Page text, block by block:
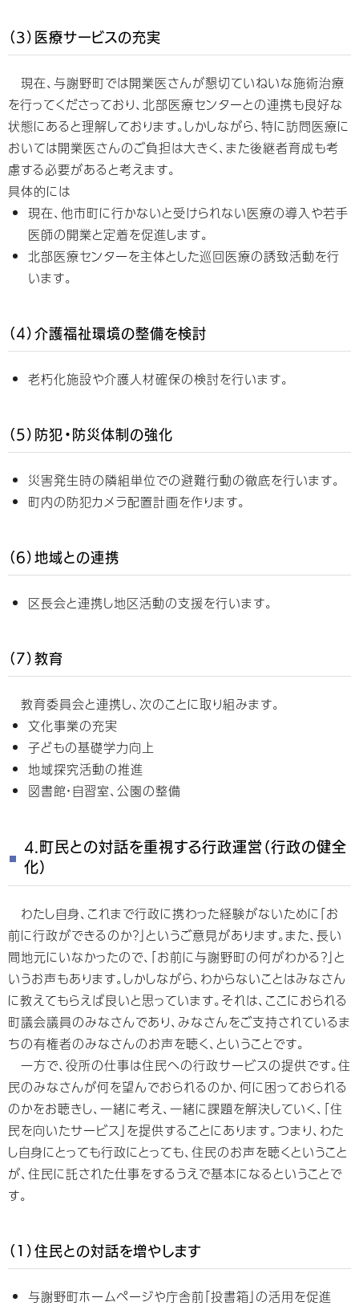
（3）医療サービスの充実
現在、与謝野町では開業医さんが懇切ていねいな施術治療
を行ってくださっており、北部医療センターとの連携も良好な
状態にあると理解しております。しかしながら、特に訪問医療に
おいては開業医さんのご負担は大きく、また後継者育成も考
慮する必要があると考えます。
具体的には
現在、他市町に行かないと受けられない医療の導入や若手
医師の開業と定着を促進します。
北部医療センターを主体とした巡回医療の誘致活動を行
います。
（4）介護福祉環境の整備を検討
老朽化施設や介護人材確保の検討を行います。
（5）防犯・防災体制の強化
災害発生時の隣組単位での避難行動の徹底を行います。
町内の防犯カメラ配置計画を作ります。
（6）地域との連携
区長会と連携し地区活動の支援を行います。
（7）教育
教育委員会と連携し、次のことに取り組みます。
文化事業の充実
子どもの基礎学力向上
地域探究活動の推進
図書館・自習室、公園の整備
4.町民との対話を重視する行政運営（行政の健全
化）
わたし自身、これまで行政に携わった経験がないために「お
前に行政ができるのか？」というご意見があります。また、長い
間地元にいなかったので、「お前に与謝野町の何がわかる？」と
いうお声もあります。しかしながら、わからないことはみなさん
に教えてもらえば良いと思っています。それは、ここにおられる
町議会議員のみなさんであり、みなさんをご支持されているま
ちの有権者のみなさんのお声を聴く、ということです。
一方で、役所の仕事は住民への行政サービスの提供です。住
民のみなさんが何を望んでおられるのか、何に困っておられる
のかをお聴きし、一緒に考え、一緒に課題を解決していく、「住
民を向いたサービス」を提供することにあります。つまり、わた
し自身にとっても行政にとっても、住民のお声を聴くということ
が、住民に託された仕事をするうえで基本になるということで
す。
（1）住民との対話を増やします
与謝野町ホームページや庁舎前「投書箱」の活用を促進